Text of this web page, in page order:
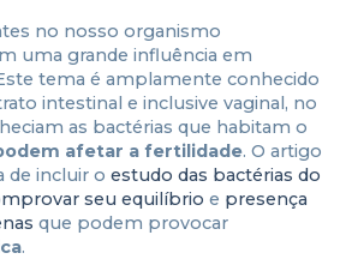
no nosso organismo
uma grande influência em
tema é amplamente conhecido
intestinal e inclusive vaginal, no
as bactérias que habitam o
afetar a fertilidade. O artigo
de incluir o estudo das bactérias do
seu equilíbrio e presença
que podem provocar
.